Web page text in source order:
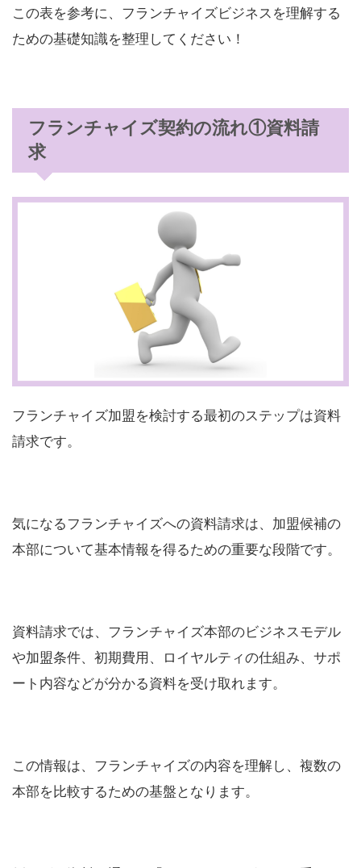
この表を参考に、フランチャイズビジネスを理解する
ための基礎知識を整理してください！
フランチャイズ契約の流れ①資料請
求
フランチャイズ加盟を検討する最初のステップは資料
請求です。
気になるフランチャイズへの資料請求は、加盟候補の
本部について基本情報を得るための重要な段階です。
資料請求では、フランチャイズ本部のビジネスモデル
や加盟条件、初期費用、ロイヤルティの仕組み、サポ
ート内容などが分かる資料を受け取れます。
この情報は、フランチャイズの内容を理解し、複数の
本部を比較するための基盤となります。